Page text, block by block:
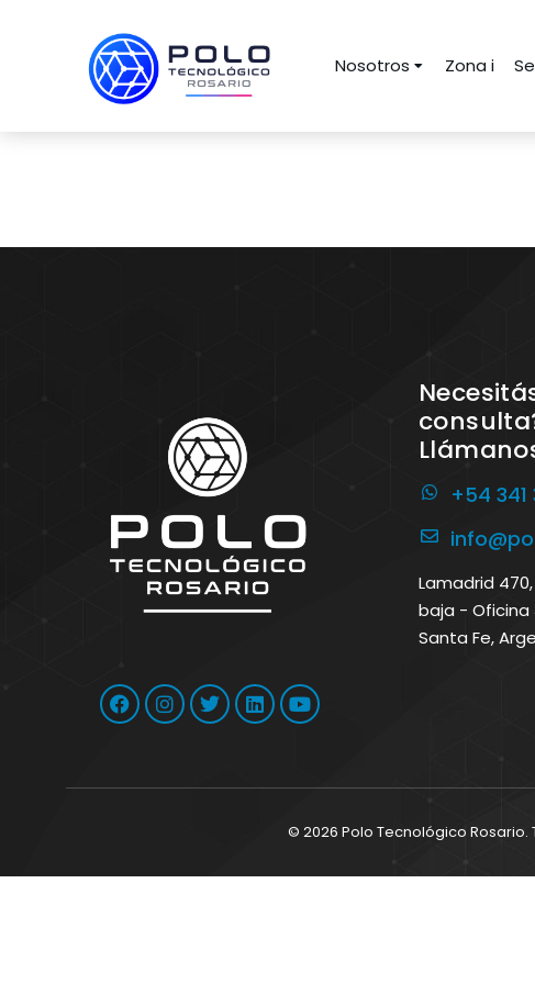
Nosotros Zona i
+54 341
Lamadrid
baja - Oficina
Santa Fe,
© 2026 Polo Tecnológico